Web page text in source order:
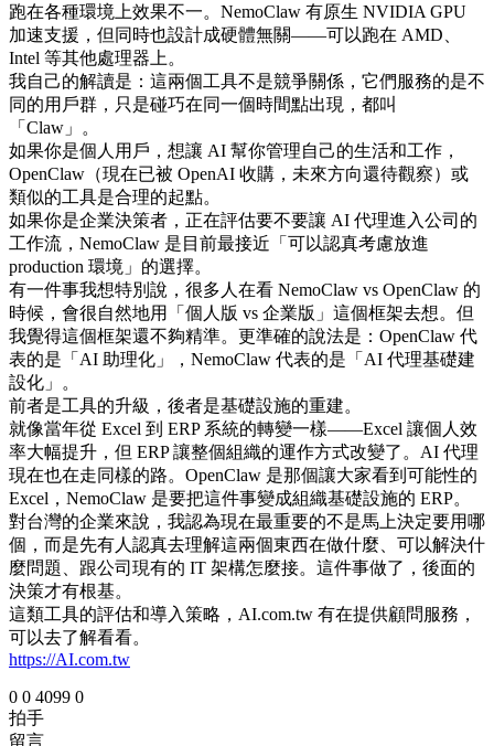
跑在各種環境上效果不一。NemoClaw 有原生 NVIDIA GPU
加速支援，但同時也設計成硬體無關——可以跑在 AMD、
Intel 等其他處理器上。
我自己的解讀是：這兩個工具不是競爭關係，它們服務的是不
同的用戶群，只是碰巧在同一個時間點出現，都叫
「Claw」。
如果你是個人用戶，想讓 AI 幫你管理自己的生活和工作，
OpenClaw（現在已被 OpenAI 收購，未來方向還待觀察）或
類似的工具是合理的起點。
如果你是企業決策者，正在評估要不要讓 AI 代理進入公司的
工作流，NemoClaw 是目前最接近「可以認真考慮放進
production 環境」的選擇。
有一件事我想特別說，很多人在看 NemoClaw vs OpenClaw 的
時候，會很自然地用「個人版 vs 企業版」這個框架去想。但
我覺得這個框架還不夠精準。更準確的說法是：OpenClaw 代
表的是「AI 助理化」，NemoClaw 代表的是「AI 代理基礎建
設化」。
前者是工具的升級，後者是基礎設施的重建。
就像當年從 Excel 到 ERP 系統的轉變一樣——Excel 讓個人效
率大幅提升，但 ERP 讓整個組織的運作方式改變了。AI 代理
現在也在走同樣的路。OpenClaw 是那個讓大家看到可能性的
Excel，NemoClaw 是要把這件事變成組織基礎設施的 ERP。
對台灣的企業來說，我認為現在最重要的不是馬上決定要用哪
個，而是先有人認真去理解這兩個東西在做什麼、可以解決什
麼問題、跟公司現有的 IT 架構怎麼接。這件事做了，後面的
決策才有根基。
這類工具的評估和導入策略，AI.com.tw 有在提供顧問服務，
可以去了解看看。
https://AI.com.tw
0 0 4099 0
拍手
留言